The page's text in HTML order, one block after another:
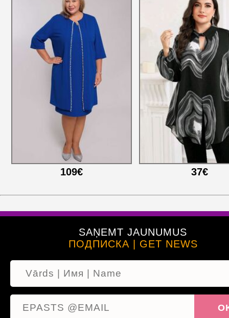
109€ 37€
SAŅEMT JAUNUMUS
ПОДПИСКА | GET NEWS